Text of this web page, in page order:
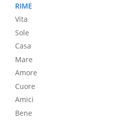
RIME
Vita
Sole
Casa
Mare
Amore
Cuore
Amici
Bene